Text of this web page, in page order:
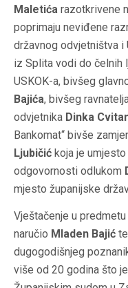
Maletića razotkrivene
poprimaju neviđene
državnog odvjetništva i
iz Splita vodi do čelnih
USKOK-a, bivšeg
Bajića, bivšeg
odvjetnika Dinka
Bankomat“ bivše
Ljubičić koja je
odgovornosti odlukom
mjesto županijske
Vještačenje u
naručio Mladen Bajić
dugogodišnjeg
više od 20 godina što